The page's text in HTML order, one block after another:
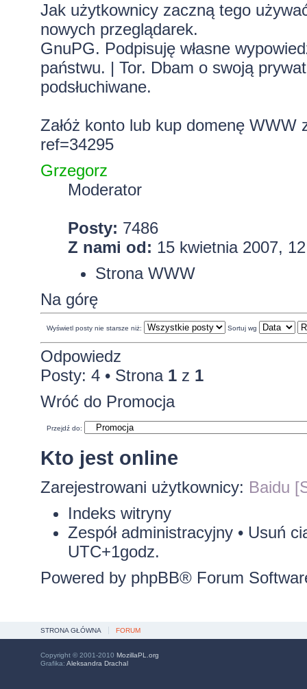
Jak użytkownicy zaczną tego
nowych przeglądarek.
GnuPG. Podpisuję własne
państwu. | Tor. Dbam o swoją
podsłuchiwane.
Załóż konto lub kup domenę
ref=34295
Grzegorz
Moderator
Posty: 7486
Z nami od: 15 kwietnia 2007,
Strona WWW
Na górę
Wyświetl posty nie starsze niż: Sortuj wg
Odpowiedz
Posty: 4 • Strona 1z 1
Wróć do Promocja
Przejdź do:
Kto jest online
Zarejestrowani użytkownicy: Baidu
Indeks witryny
Zespół administracyjny• Usuń
UTC+1godz.
Powered by phpBB® Forum
STRONA GŁÓWNA FORUM
Copyright © 2001-2010 MozillaPL.org
Grafika: Aleksandra Drachal